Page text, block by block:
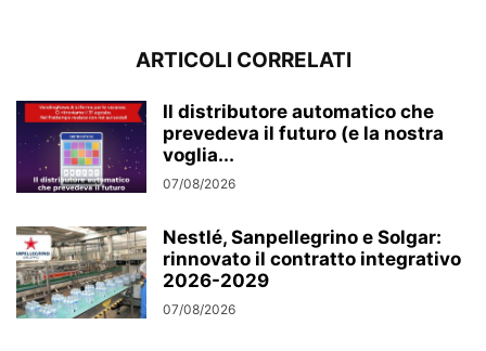
ARTICOLI CORRELATI
Il distributore automatico che
prevedeva il futuro (e la nostra
voglia...
07/08/2026
Nestlé, Sanpellegrino e Solgar:
rinnovato il contratto integrativo
2026-2029
07/08/2026